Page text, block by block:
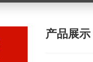
产品展示